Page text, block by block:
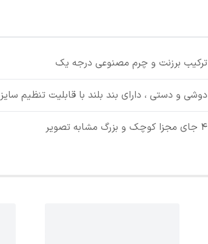
ترکیب برزنت و چرم مصنوعی درجه یک
دوشی و دستی ، دارای بند بلند با قابلیت تنظیم سایز
۴ جای مجزا کوچک و بزرگ مشابه تصویر